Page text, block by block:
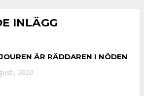
INLÄGG
ÄR RÄDDAREN I NÖDEN
2020